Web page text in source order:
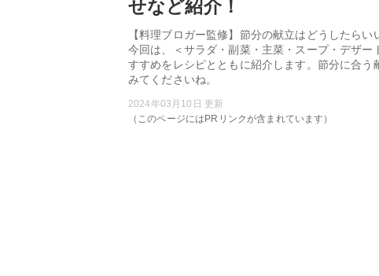
せなど紹介！
【料理ブロガー監修】節分の献立はどうしたら
今回は、＜サラダ・副菜・主菜・スープ・デザ
すすめをレシピとともに紹介します。節分に合
みてくださいね。
2024年03月10日 更新
（このページにはPRリンクが含まれています）